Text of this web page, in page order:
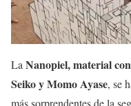
La Nanopiel, material
Seiko y Momo Ayase, se
más sorprendentes de la